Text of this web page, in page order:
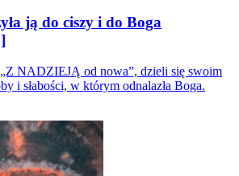
ją do ciszy i do Boga
NADZIEJĄ od nowa”, dzieli się swoim
i słabości, w którym odnalazła Boga.